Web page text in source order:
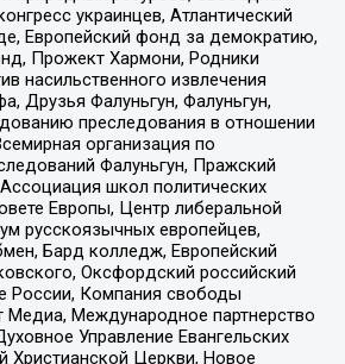
украинцев, Атлантический
Европейский фонд за демократию,
Прожект Хармони, Родники
насильственного извлечения
Друзья Фалуньгун, Фалуньгун,
преследования в отношении
организация по
Фалуньгун, Пражский
школ политических
Европы, Центр либеральной
русскоязычных европейцев,
Бард колледж, Европейский
Оксфордский российский
Компания свободы
Международное партнерство
Управление Евангельских
Христианской Церкви, Новое